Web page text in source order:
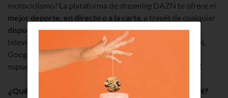
motociclismo? La plataforma de streamingDAZN te ofrece el
mejor deporte, en directo o a la carta, a través de cualquier
dispositivo con conexión a internet:móviles, tabletas,
televisores inteligentes, videoconsolas (PS4 y Xbox One),
Google Chromecast, Apple TV, Amazon Fire TV y, por
supuesto,
a través de nuestro dDco 4K con Android TV.
¿Qué opciones de contratación tengo de DAZN?